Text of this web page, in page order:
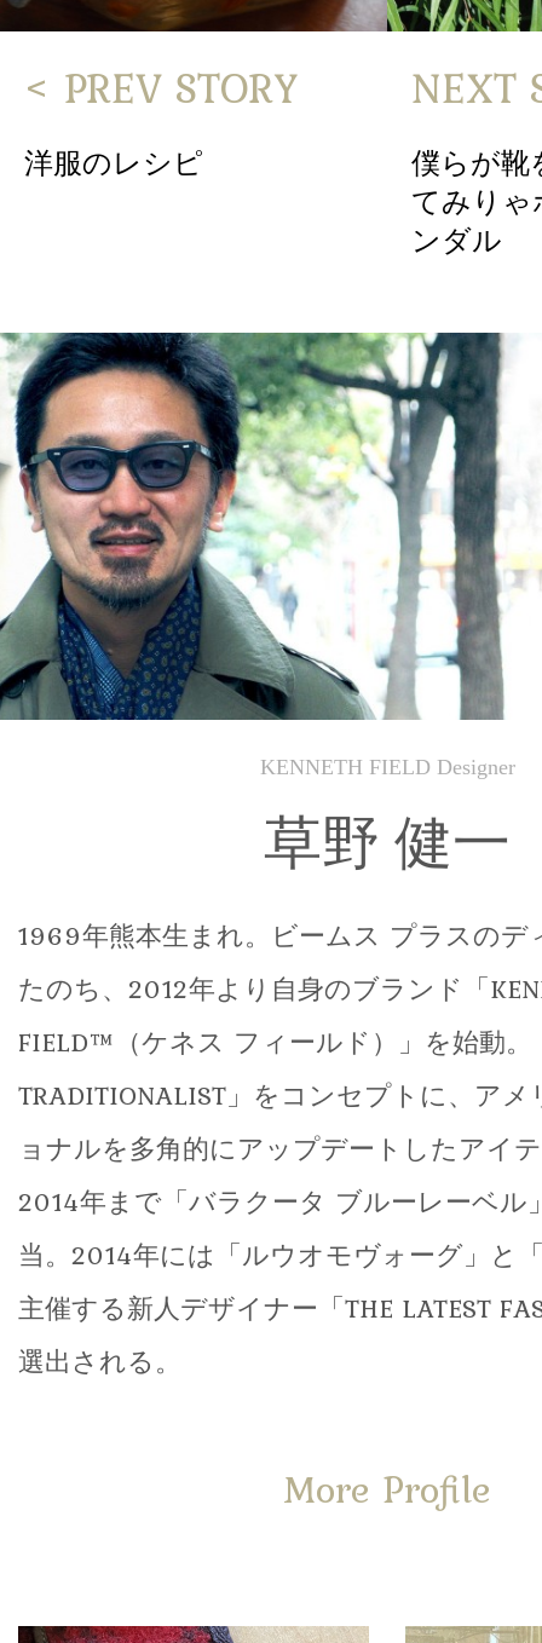
< PREV STORY
洋服のレシピ
NEXT
僕らが靴
てみりゃ
ンダル
KENNETH FIELD Designer
草野 健一
1969年熊本生まれ。ビームス プラスのデ
たのち、2012年より自身のブランド「
FIELD™（ケネス フィールド）」を始動。
TRADITIONALIST」をコンセプトに、ア
ョナルを多角的にアップデートしたアイ
2014年まで「バラクータ ブルーレーベル
当。2014年には「ルウオモヴォーグ」と
主催する新人デザイナー「THE LATEST
選出される。
More Profile